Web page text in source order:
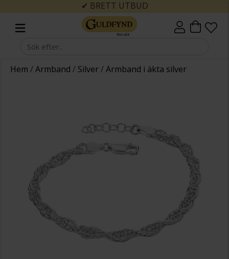
✔ BRETT UTBUD
Hem /Armband / Silver/Armband i äkta silver